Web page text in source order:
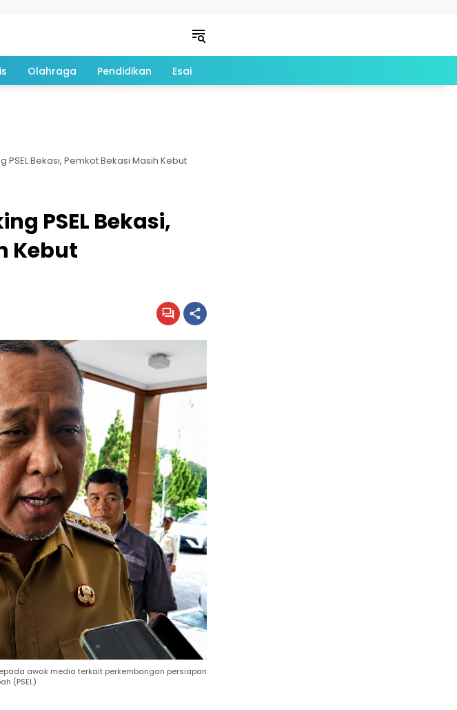
Olahraga Pendidikan Esai
Bekasi, Pemkot Bekasi Masih Kebut
PSEL Bekasi,
Kebut
awak media terkait perkembangan persiapan
(PSEL)